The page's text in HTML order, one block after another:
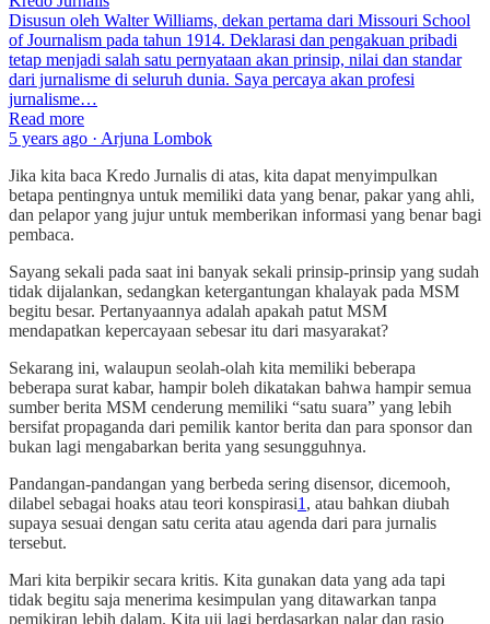
Disusun oleh Walter Williams, dekan pertama dari Missouri School
of Journalism pada tahun 1914. Deklarasi dan pengakuan pribadi
tetap menjadi salah satu pernyataan akan prinsip, nilai dan standar
dari jurnalisme di seluruh dunia. Saya percaya akan profesi
jurnalisme…
Read more
5 years ago · Arjuna Lombok
Jika kita baca Kredo Jurnalis di atas, kita dapat menyimpulkan
betapa pentingnya untuk memiliki data yang benar, pakar yang ahli,
dan pelapor yang jujur untuk memberikan informasi yang benar bagi
pembaca.
Sayang sekali pada saat ini banyak sekali prinsip-prinsip yang sudah
tidak dijalankan, sedangkan ketergantungan khalayak pada MSM
begitu besar. Pertanyaannya adalah apakah patut MSM
mendapatkan kepercayaan sebesar itu dari masyarakat?
Sekarang ini, walaupun seolah-olah kita memiliki beberapa
beberapa surat kabar, hampir boleh dikatakan bahwa hampir semua
sumber berita MSM cenderung memiliki “satu suara” yang lebih
bersifat propaganda dari pemilik kantor berita dan para sponsor dan
bukan lagi mengabarkan berita yang sesungguhnya.
Pandangan-pandangan yang berbeda sering disensor, dicemooh,
dilabel sebagai hoaks atau teori konspirasi1 , atau bahkan diubah
supaya sesuai dengan satu cerita atau agenda dari para jurnalis
tersebut.
Mari kita berpikir secara kritis. Kita gunakan data yang ada tapi
tidak begitu saja menerima kesimpulan yang ditawarkan tanpa
pemikiran lebih dalam. Kita uji lagi berdasarkan nalar dan rasio